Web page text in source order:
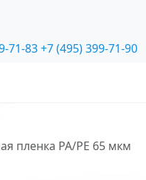
71-83+7 (495) 399-71-90
пленка PA/PE 65 мкм